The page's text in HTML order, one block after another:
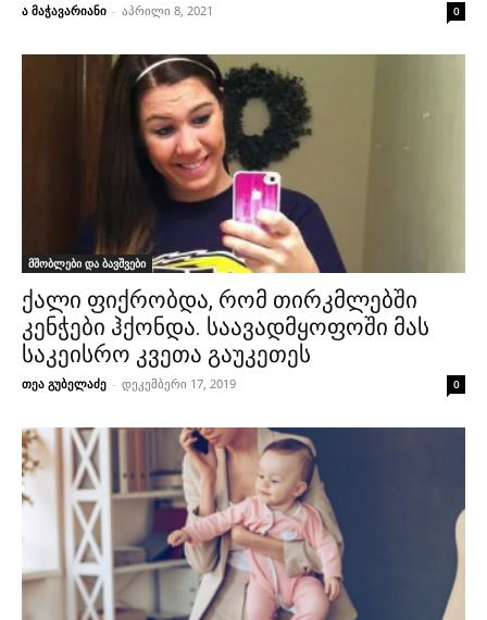
ა მაჭავარიანი - აპრილი 8, 2021 0
მშობლები და ბავშვები
ქალი ფიქრობდა, რომ თირკმლებში
კენჭები ჰქონდა. საავადმყოფოში მას
საკეისრო კვეთა გაუკეთეს
თეა გუბელაძე - დეკემბერი 17, 2019 0